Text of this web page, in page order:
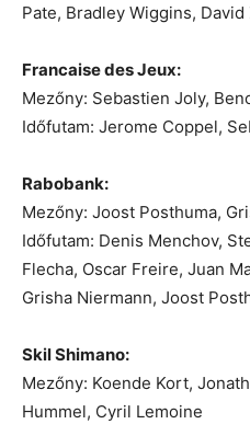
Pate, Bradley Wiggins, David
Francaise des Jeux:
Mezőny: Sebastien Joly,
Időfutam: Jerome Coppel,
Rabobank:
Mezőny: Joost Posthuma,
Időfutam: Denis Menchov,
Flecha, Oscar Freire, Juan
Grisha Niermann, Joost
Skil Shimano:
Mezőny: Koende Kort,
Hummel, Cyril Lemoine